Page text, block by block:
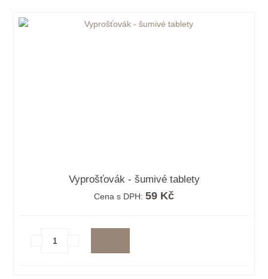
Vyprošťovák - šumivé tablety
Cena s DPH: 59 Kč